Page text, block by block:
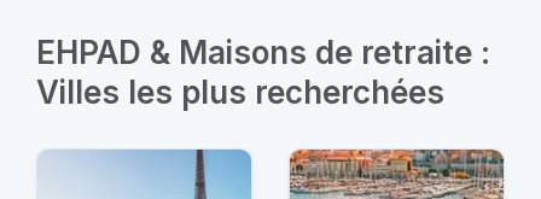
EHPAD & Maisons de retraite :
Villes les plus recherchées